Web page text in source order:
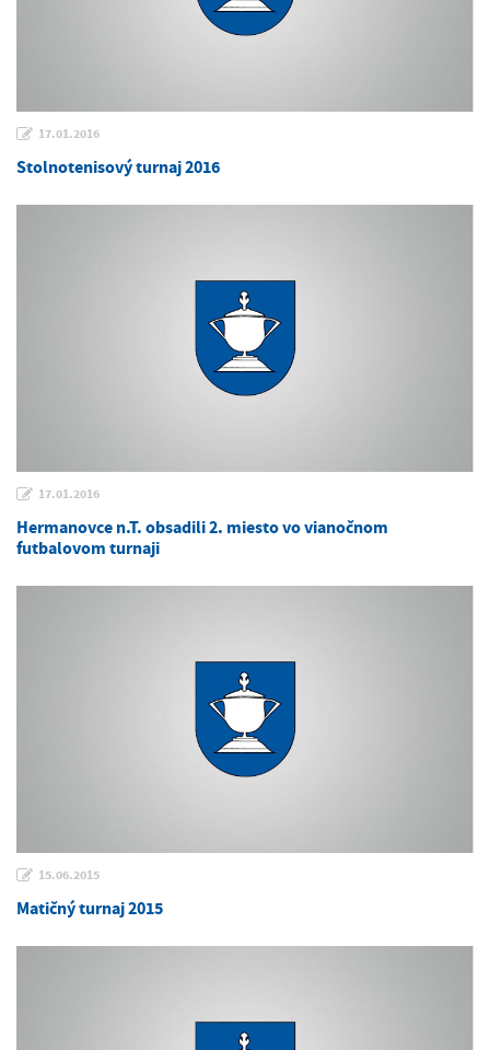
17.01.2016
Stolnotenisový turnaj 2016
17.01.2016
Hermanovce n.T. obsadili 2. miesto vo vianočnom
futbalovom turnaji
15.06.2015
Matičný turnaj 2015